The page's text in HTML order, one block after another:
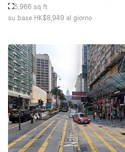
Soundproof
Stile Haussmann
Terrace
Tetto / Terrazza
Vetrina
Vista incredibile
Water Access
5,966 sq ft
su base HK$8,949 al giorno